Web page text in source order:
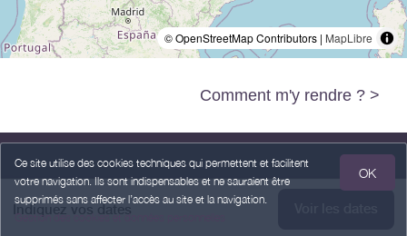
Ce site utilise des cookies techniques qui permettent et facilitent
votre navigation. Ils sont indispensables et ne sauraient être
supprimés sans affecter l’accès au site et la navigation.
Gestion des cookies et données personnelles
OK
© OpenStreetMap Contributors | MapLibre
Comment m'y rendre ? >
Mentions légales
Données Personnelles
Conditions Générales de Vente
Propulsé par
Indiquez vos dates